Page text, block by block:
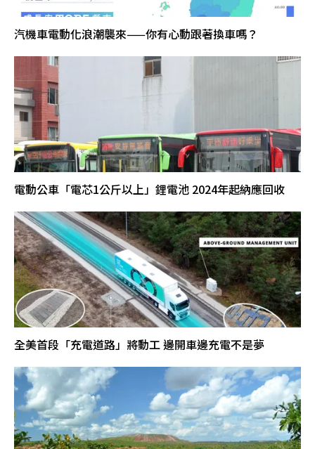
汽機車電動化浪潮襲來——你有心動跟著換車嗎？
電動公車「電芯1公斤以上」鋰電池 2024年起納應回收
全美首段「充電道路」將動工 邊開車邊充電不是夢